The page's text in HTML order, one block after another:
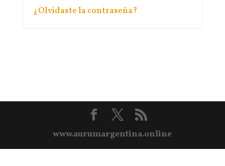
¿Olvidaste la contraseña?
www.aurumargentina.online